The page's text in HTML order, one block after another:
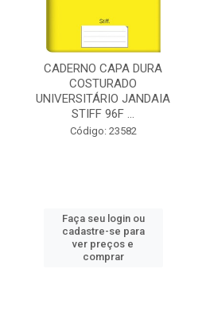
CADERNO CAPA DURA
COSTURADO
UNIVERSITÁRIO JANDAIA
STIFF 96F ...
Código: 23582
Faça seu login ou
cadastre-se para
ver preços e
comprar